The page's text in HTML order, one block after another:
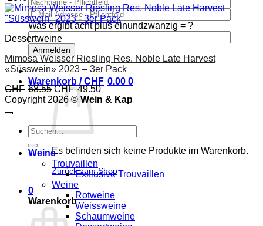
Was ergibt acht plus einundzwanzig = ?
Warenkorb /CHF 0.00 0
Es befinden sich keine Produkte im Warenkorb.
Zurück zum Shop
0
Warenkorb
Dessertweine
Mimosa Weisser Riesling Res. Noble Late Harvest
«Süsswein» 2023 – 3er Pack
CHF 68.55Ursprünglicher
Preis
war:
CHF68.55
CHF 49.50Aktueller
Preis
Copyright 2026 © Wein & Kap
Suchen
nach:
Weine
Trouvaillen
Exklusive Trouvaillen
Weine
Rotweine
Weissweine
Schaumweine